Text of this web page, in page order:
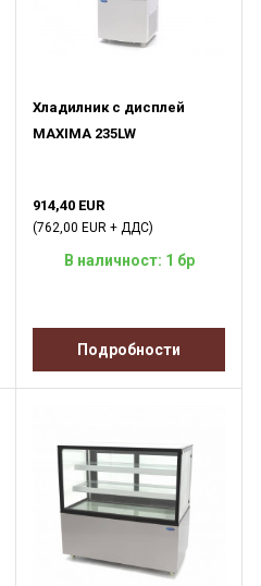
Хладилник с дисплей
MAXIMA 235LW
914,40 EUR
(762,00 EUR + ДДС)
В наличност: 1 бр
Подробности